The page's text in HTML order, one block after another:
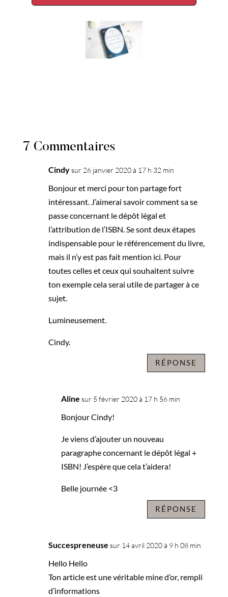
7 Commentaires
Cindysur 26 janvier 2020 à 17 h 32 min
Bonjour et merci pour ton partage fort
intéressant. J’aimerai savoir comment sa se
passe concernant le dépôt légal et
l’attribution de l’ISBN. Se sont deux étapes
indispensable pour le référencement du livre,
mais il n’y est pas fait mention ici. Pour
toutes celles et ceux qui souhaitent suivre
ton exemple cela serai utile de partager à ce
sujet.
Lumineusement.
Cindy.
RÉPONSE
Aline sur 5 février 2020 à 17 h 56 min
Bonjour Cindy!
Je viens d’ajouter un nouveau
paragraphe concernant le dépôt légal +
ISBN! J’espère que cela t’aidera!
Belle journée <3
RÉPONSE
Succespreneuse sur 14 avril 2020 à 9 h 08 min
Hello Hello
Ton article est une véritable mine d’or, rempli
d’informations